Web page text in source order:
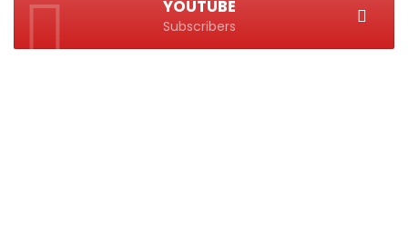
YOUTUBE
Subscribers